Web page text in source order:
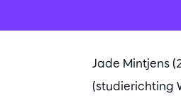
Jade Mintjens
(studierichting